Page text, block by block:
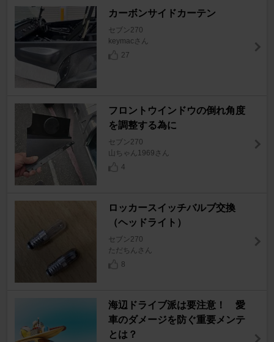
カーボンサイドカーテン
セブン270
keymacさん
27
フロントウインドウの倒れ角度
を調整する為に
セブン270
山ちゃん1969さん
4
ロッカースイッチバルブ交換
（ヘッドライト）
セブン270
ただちんさん
8
海辺ドライブ派は要注意！ 愛
車のダメージを防ぐ重要メンテ
とは？